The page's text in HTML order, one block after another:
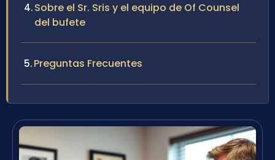
Sobre el Sr. Sris y el equipo de Of Counsel
del bufete
Preguntas Frecuentes